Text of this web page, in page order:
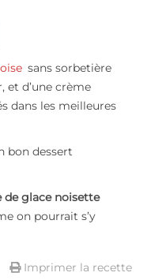
sans sorbetière
et d’une crème
dans les meilleures
bon dessert
glace noisette
on pourrait s’y
Imprimer la recette